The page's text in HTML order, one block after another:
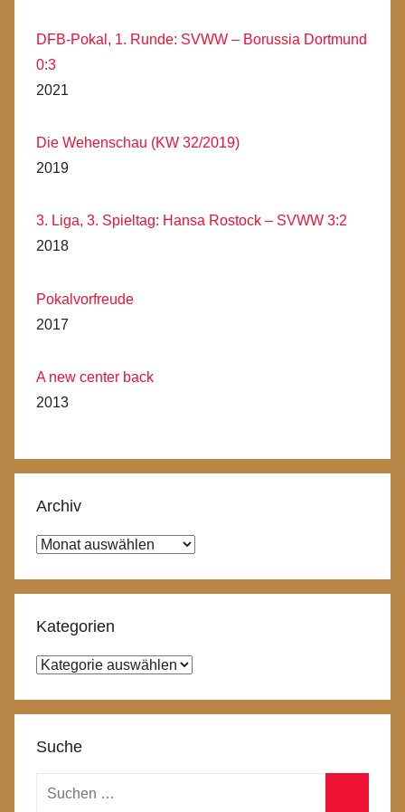
DFB-Pokal, 1. Runde: SVWW – Borussia Dortmund
0:3
2021
Die Wehenschau (KW 32/2019)
2019
3. Liga, 3. Spieltag: Hansa Rostock – SVWW 3:2
2018
Pokalvorfreude
2017
A new center back
2013
Archiv
Archiv
Kategorien
Kategorien
Suche
Suchen